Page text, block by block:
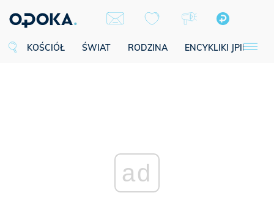
KOŚCIÓŁ ŚWIAT RODZINA ENCYKLIKI JPII
ad